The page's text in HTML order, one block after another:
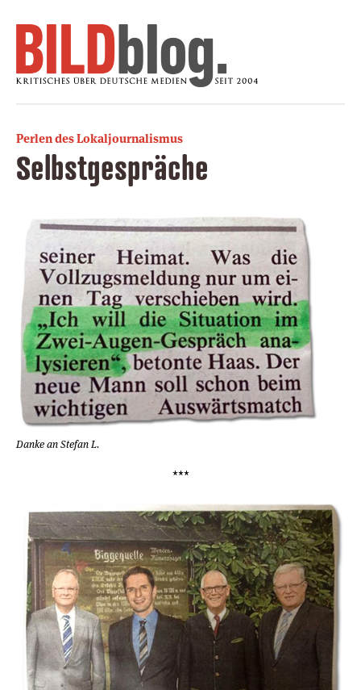
Perlen des Lokaljournalismus
Selbstgespräche
Danke an Stefan L.
***